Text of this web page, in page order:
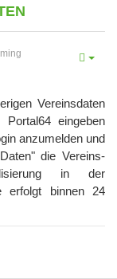
Vereinsdaten
Portal64 eingeben
anzumelden und
die Vereins-
in der
erfolgt binnen 24